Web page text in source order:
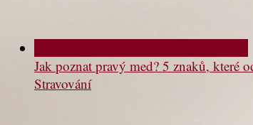
Jak poznat pravý med? 5 znaků, které
Stravování